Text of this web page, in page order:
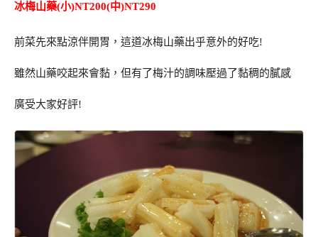
冰梅山藥(小)NT200(中)NT290
前菜先來點涼伴開胃，這道冰梅山藥出乎意外的好吃!
雖然山藥咬起來會黏，但有了梅汁的調味壓過了黏稠的膩感
廣受大家好評!